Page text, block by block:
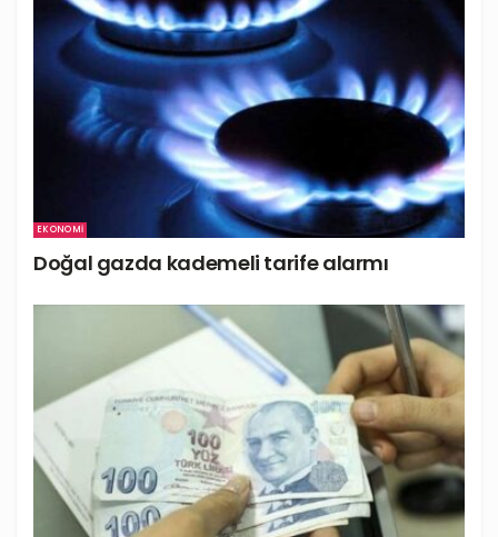
EKONOMI
Doğal gazda kademeli tarife alarmı